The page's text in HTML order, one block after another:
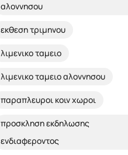
αλοννησου
εκθεση τριμηνου
λιμενικο ταμειο
λιμενικο ταμειο αλοννησου
παραπλευροι κοιν χωροι
προσκληση εκδηλωσης
ενδιαφεροντος